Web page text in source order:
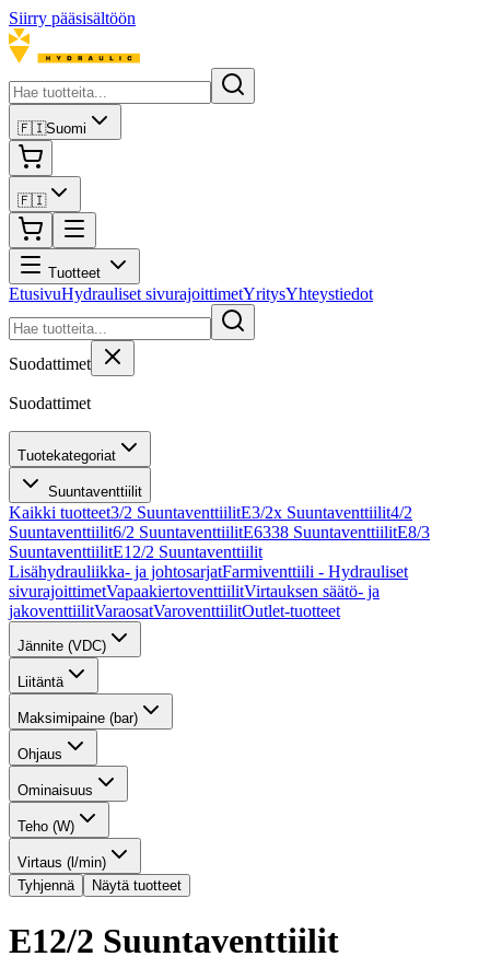
Siirry pääsisältöön
🇫🇮Suomi
🇫🇮
Tuotteet
EtusivuHydrauliset sivurajoittimetYritysYhteystiedot
Suodattimet
Suodattimet
Tuotekategoriat
Suuntaventtiilit
Kaikki tuotteet3/2 SuuntaventtiilitE3/2x Suuntaventtiilit4/2
Suuntaventtiilit6/2 SuuntaventtiilitE6338 SuuntaventtiilitE8/3
SuuntaventtiilitE12/2 Suuntaventtiilit
Lisähydrauliikka- ja johtosarjatFarmiventtiili - Hydrauliset
sivurajoittimetVapaakiertoventtiilitVirtauksen säätö- ja
jakoventtiilitVaraosatVaroventtiilitOutlet-tuotteet
Jännite (VDC)
Liitäntä
Maksimipaine (bar)
Ohjaus
Ominaisuus
Teho (W)
Virtaus (l/min)
Tyhjennä
Näytä tuotteet
E12/2 Suuntaventtiilit